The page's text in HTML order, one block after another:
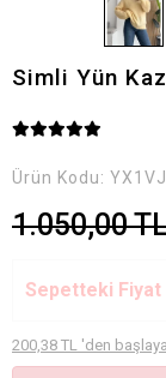
Simli Yün
Ürün Kodu:
1.050,00
Sepetteki Fiyat
200,38 TL 'den